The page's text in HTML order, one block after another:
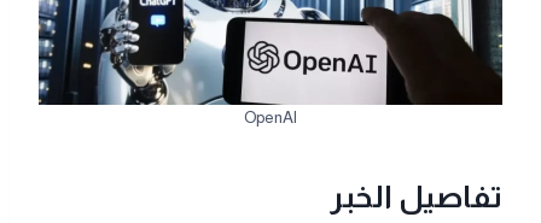
OpenAI
تفاصيل الخبر